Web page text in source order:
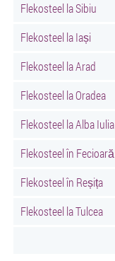
Flekosteel la Sibiu
Flekosteel la Iași
Flekosteel la Arad
Flekosteel la Oradea
Flekosteel la Alba Iulia
Flekosteel în Fecioară
Flekosteel în Reșița
Flekosteel la Tulcea